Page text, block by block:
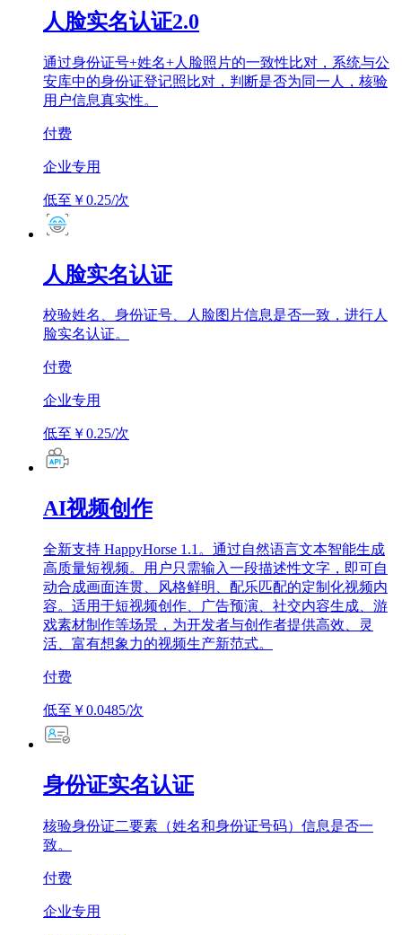
人脸实名认证2.0
通过身份证号+姓名+人脸照片的一致性比对，系统与公
安库中的身份证登记照比对，判断是否为同一人，核验
用户信息真实性。
付费
企业专用
低至￥0.25/次
人脸实名认证
校验姓名、身份证号、人脸图片信息是否一致，进行人
脸实名认证。
付费
企业专用
低至￥0.25/次
AI视频创作
全新支持 HappyHorse 1.1。通过自然语言文本智能生成
高质量短视频。用户只需输入一段描述性文字，即可自
动合成画面连贯、风格鲜明、配乐匹配的定制化视频内
容。适用于短视频创作、广告预演、社交内容生成、游
戏素材制作等场景，为开发者与创作者提供高效、灵
活、富有想象力的视频生产新范式。
付费
低至￥0.0485/次
身份证实名认证
核验身份证二要素（姓名和身份证号码）信息是否一
致。
付费
企业专用